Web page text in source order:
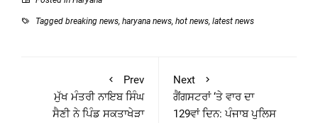
Tagged breaking news, haryana news, hot news, latest news
Prev
ਮੁੱਖ ਮੰਤਰੀ ਨਾਇਬ ਸਿੰਘ
ਸੈਣੀ ਨੇ ਪਿੰਡ ਸਕਤਾਖੇੜਾ
Next
ਗੈਂਗਸਟਰਾਂ ‘ਤੇ ਵਾਰ ਦਾ
129ਵਾਂ ਦਿਨ: ਪੰਜਾਬ ਪੁਲਿਸ